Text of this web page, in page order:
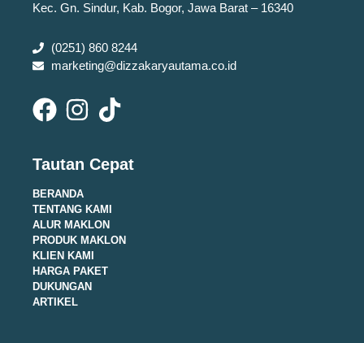
Kec. Gn. Sindur, Kab. Bogor, Jawa Barat – 16340
(0251) 860 8244
marketing@dizzakaryautama.co.id
Tautan Cepat
BERANDA
TENTANG KAMI
ALUR MAKLON
PRODUK MAKLON
KLIEN KAMI
HARGA PAKET
DUKUNGAN
ARTIKEL